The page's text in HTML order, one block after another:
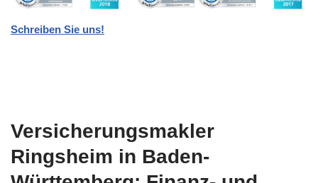
Schreiben Sie uns!
Versicherungsmakler
Ringsheim in Baden-